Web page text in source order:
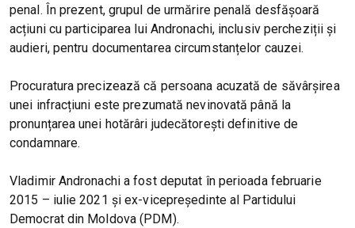
penal. În prezent, grupul de urmărire penală desfășoară
acțiuni cu participarea lui Andronachi, inclusiv percheziții și
audieri, pentru documentarea circumstanțelor cauzei.
Procuratura precizează că persoana acuzată de săvârșirea
unei infracțiuni este prezumată nevinovată până la
pronunțarea unei hotărâri judecătorești definitive de
condamnare.
Vladimir Andronachi a fost deputat în perioada februarie
2015 – iulie 2021 și ex-vicepreședinte al Partidului
Democrat din Moldova (PDM).